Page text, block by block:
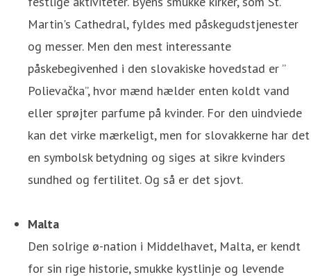
Martin's Cathedral, fyldes med påskegudstjenester
og messer. Men den mest interessante
påskebegivenhed i den slovakiske hovedstad er ”
Polievačka”, hvor mænd hælder enten koldt vand
eller sprøjter parfume på kvinder. For den uindviede
kan det virke mærkeligt, men for slovakkerne har det
en symbolsk betydning og siges at sikre kvinders
sundhed og fertilitet. Og så er det sjovt.
Malta
Den solrige ø-nation i Middelhavet, Malta, er kendt
for sin rige historie, smukke kystlinje og levende